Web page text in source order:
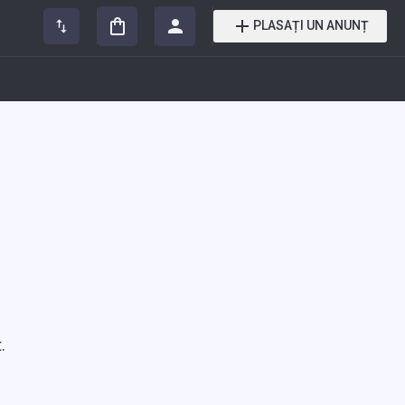
PLASAȚI UN ANUNȚ